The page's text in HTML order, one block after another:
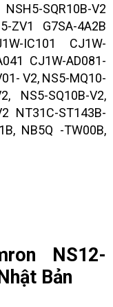
SQR10B-V2
ZV1 G7SA-4A2B
IC101 CJ1W-
CJ1W-AD081-
V2, NS5-MQ10-
NS5-SQ10B-V2,
NT31C-ST143B-
NB5Q -TW00B,
NS12-
Bản